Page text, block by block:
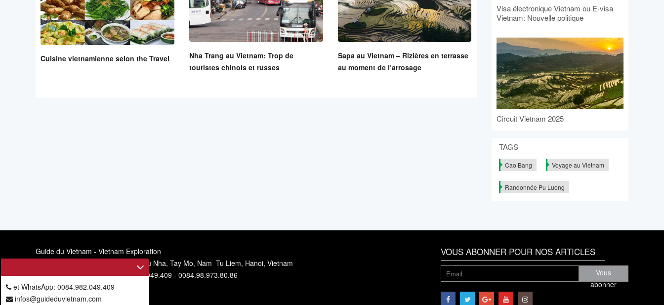
Cuisine vietnamienne selon the Travel
Nha Trang au Vietnam: Trop de
touristes chinois et russes
Sapa au Vietnam – Rizières en terrasse
au moment de l’arrosage
Visa électronique Vietnam ou E-visa
Vietnam: Nouvelle politique
Circuit Vietnam 2025
TAGS
Cao Bang Voyage au Vietnam
Randonnée Pu Luong
Guide du Vietnam - Vietnam Exploration
Siège social: 11/67, allée 6, rue Mieu Nha, Tay Mo, Nam Tu Liem, Hanoi, Vietnam
Téléphone et WhatsApp: 0084.982.049.409 - 0084.98.973.80.86
VOUS ABONNER POUR NOS ARTICLES
Vous
abonner
et WhatsApp: 0084.982.049.409
infos@guideduvietnam.com